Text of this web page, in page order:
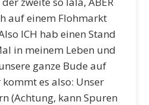
auf einem Flohmarkt
ICH hab einen Stand
in meinem Leben und
ganze Bude auf
es also: Unser
(Achtung, kann Spuren